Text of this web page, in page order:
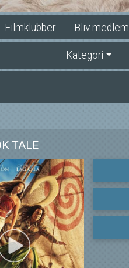
Filmklubber Bliv medlem
Kategori
TALE